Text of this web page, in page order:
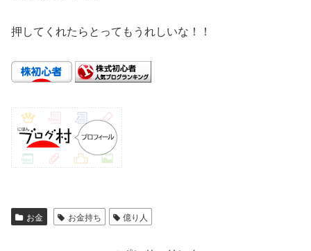
押してくれたらとってもうれしいな！！
お金 お金持ち 億り人